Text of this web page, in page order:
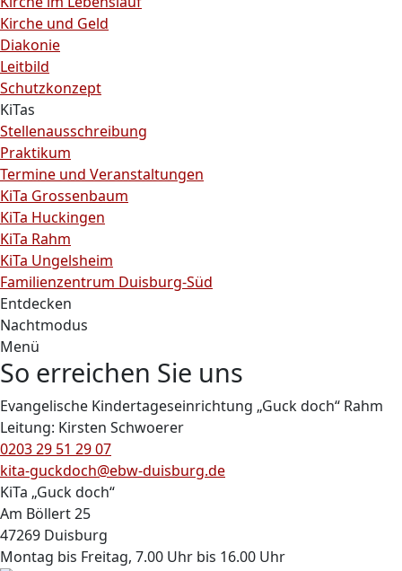
Kirche und Geld
Diakonie
Leitbild
Schutzkonzept
KiTas
Stellenausschreibung
Praktikum
Termine und Veranstaltungen
KiTa Grossenbaum
KiTa Huckingen
KiTa Rahm
KiTa Ungelsheim
Familienzentrum Duisburg-Süd
Entdecken
Nachtmodus
Menü
So erreichen Sie uns
Evangelische Kindertageseinrichtung „Guck doch“ Rahm
Leitung: Kirsten Schwoerer
0203 29 51 29 07
kita-guckdoch@ebw-duisburg.de
KiTa „Guck doch“
Am Böllert 25
47269 Duisburg
Montag bis Freitag, 7.00 Uhr bis 16.00 Uhr